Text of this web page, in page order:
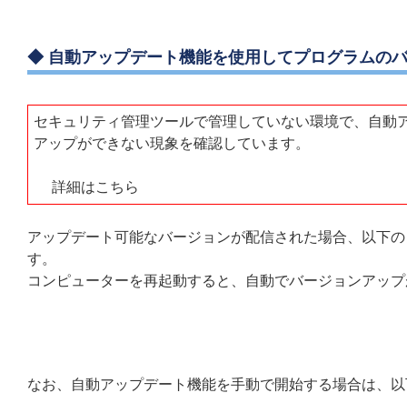
◆ 自動アップデート機能を使用してプログラムの
セキュリティ管理ツールで管理していない環境で、自
アップができない現象を確認しています。
詳細はこちら
アップデート可能なバージョンが配信された場合、以下
す。
コンピューターを再起動すると、自動でバージョンアッ
なお、自動アップデート機能を手動で開始する場合は、